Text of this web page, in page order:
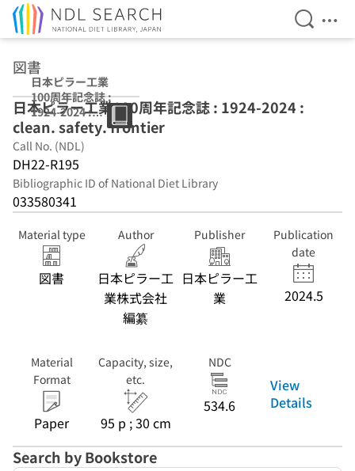
Open
図書
日本ピラー工業
100周年記念誌 :
1924-2024 :
clean. safety.
frontier
日本ピラー工業100周年記念誌 : 1924-2024 :
clean. safety. frontier
Call No. (NDL)
DH22-R195
Bibliographic ID of National Diet Library
033580341
Material type
図書
Author
日本ピラー工
業株式会社
編纂
Publisher
日本ピラー工
業
Publication
date
2024.5
Material
Format
Paper
Capacity, size,
etc.
95 p ; 30 cm
NDC
534.6
View
Details
Search by Bookstore